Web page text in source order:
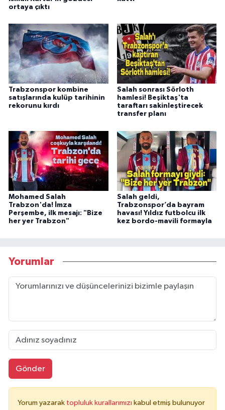
ortaya çıktı
Trabzonspor kombine
satışlarında kulüp tarihinin
rekorunu kırdı
Salah sonrası Sörloth
hamlesi! Beşiktaş'ta
taraftarı sakinleştirecek
transfer planı
Mohamed Salah
Trabzon'da! İmza
Perşembe, ilk mesajı: "Bize
her yer Trabzon"
Salah geldi,
Trabzonspor’da bayram
havası! Yıldız futbolcu ilk
kez bordo-mavili formayla
Yorumlar
Gönder
Yorum yazarak topluluk kurallarımızı kabul etmiş bulunuyor